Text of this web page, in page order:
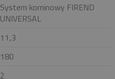
System kominowy FIREND
UNIVERSAL
11,3
180
2